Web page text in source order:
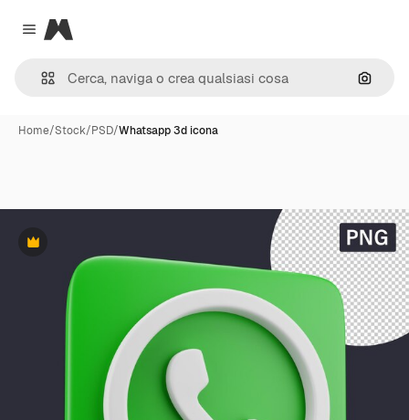
Close menu
Magnific
Cerca
Home/Stock/PSD/Whatsapp 3d icona
Premium